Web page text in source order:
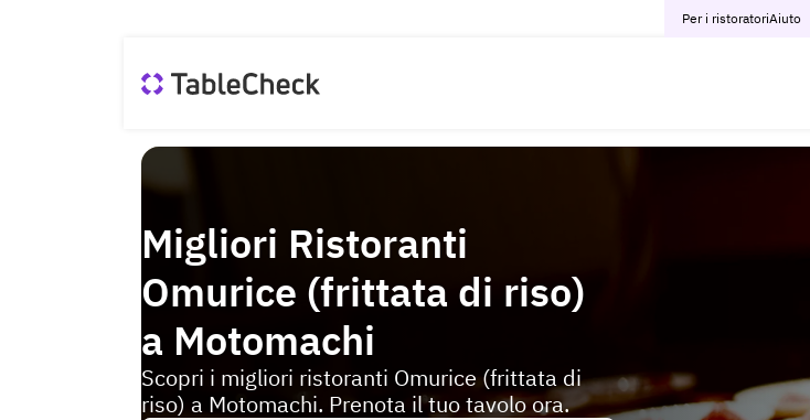
Per i ristoratoriAiuto
Migliori Ristoranti
Omurice (frittata di riso)
a Motomachi
Scopri i migliori ristoranti Omurice (frittata di
riso) a Motomachi. Prenota il tuo tavolo ora.